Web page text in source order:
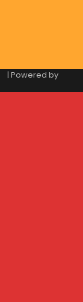
| Powered by